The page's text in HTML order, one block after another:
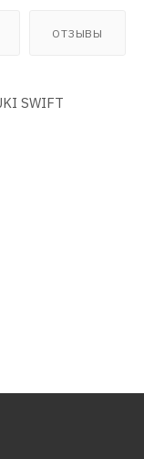
ОТЗЫВЫ
SWIFT